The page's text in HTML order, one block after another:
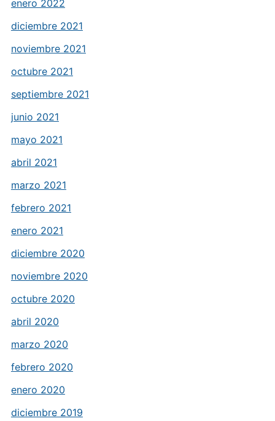
enero 2022
diciembre 2021
noviembre 2021
octubre 2021
septiembre 2021
junio 2021
mayo 2021
abril 2021
marzo 2021
febrero 2021
enero 2021
diciembre 2020
noviembre 2020
octubre 2020
abril 2020
marzo 2020
febrero 2020
enero 2020
diciembre 2019